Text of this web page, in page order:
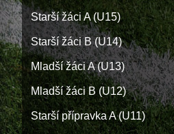
Starší žáci A (U15)
Starší žáci B (U14)
Mladší žáci A (U13)
Mladší žáci B (U12)
Starší přípravka A (U11)